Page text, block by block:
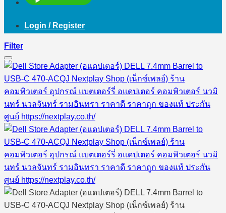
Login / Register
Filter